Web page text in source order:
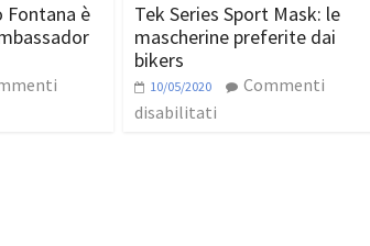
Fontana è
Tek Series Sport Mask: le
mascherine preferite dai
bikers
10/05/2020
Commenti
disabilitati